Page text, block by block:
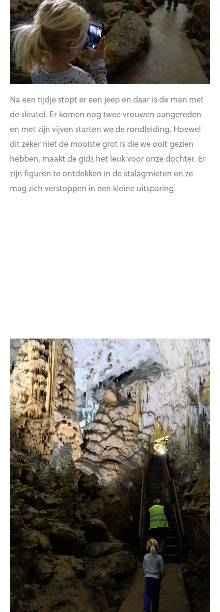
Na een tijdje stopt er een jeep en daar is de man met
de sleutel. Er komen nog twee vrouwen aangereden
en met zijn vijven starten we de rondleiding. Hoewel
dit zeker niet de mooiste grot is die we ooit gezien
hebben, maakt de gids het leuk voor onze dochter. Er
zijn figuren te ontdekken in de stalagmieten en ze
mag zich verstoppen in een kleine uitsparing.